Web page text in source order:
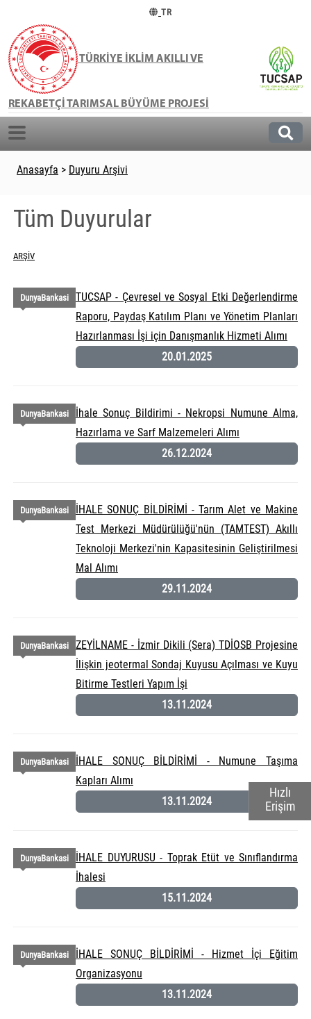
Hızlı
Erişim
TR
TÜRKİYE İKLİM AKILLI VE
REKABETÇİ TARIMSAL BÜYÜME PROJESİ
Anasayfa > Duyuru Arşivi
Tüm Duyurular
ARŞIV
DunyaBankasi
TUCSAP - Çevresel ve Sosyal Etki Değerlendirme
Raporu, Paydaş Katılım Planı ve Yönetim Planları
Hazırlanması İşi için Danışmanlık Hizmeti Alımı
20.01.2025
DunyaBankasi
İhale Sonuç Bildirimi - Nekropsi Numune Alma,
Hazırlama ve Sarf Malzemeleri Alımı
26.12.2024
DunyaBankasi
İHALE SONUÇ BİLDİRİMİ - Tarım Alet ve Makine
Test Merkezi Müdürülüğü'nün (TAMTEST) Akıllı
Teknoloji Merkezi'nin Kapasitesinin Geliştirilmesi
Mal Alımı
29.11.2024
DunyaBankasi
ZEYİLNAME - İzmir Dikili (Sera) TDİOSB Projesine
İlişkin jeotermal Sondaj Kuyusu Açılması ve Kuyu
Bitirme Testleri Yapım İşi
13.11.2024
DunyaBankasi
İHALE SONUÇ BİLDİRİMİ - Numune Taşıma
Kapları Alımı
13.11.2024
DunyaBankasi
İHALE DUYURUSU - Toprak Etüt ve Sınıflandırma
İhalesi
15.11.2024
DunyaBankasi
İHALE SONUÇ BİLDİRİMİ - Hizmet İçi Eğitim
Organizasyonu
13.11.2024